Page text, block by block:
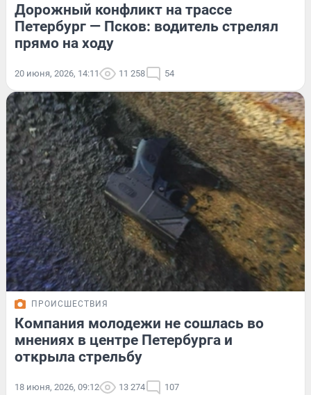
Дорожный конфликт на трассе
Петербург — Псков: водитель стрелял
прямо на ходу
20 июня, 2026, 14:11 11 258 54
ПРОИСШЕСТВИЯ
Компания молодежи не сошлась во
мнениях в центре Петербурга и
открыла стрельбу
18 июня, 2026, 09:12 13 274 107